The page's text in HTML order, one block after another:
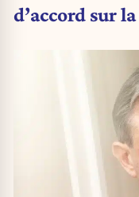
d’accord sur